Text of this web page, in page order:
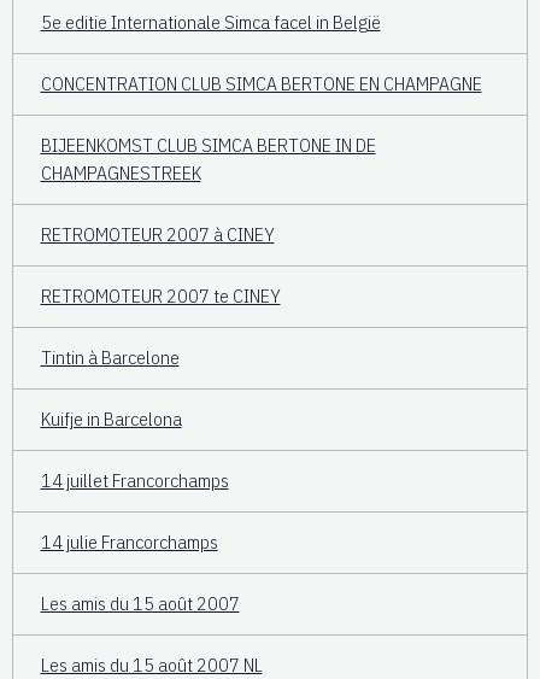
5e editie Internationale Simca facel in België
CONCENTRATION CLUB SIMCA BERTONE EN CHAMPAGNE
BIJEENKOMST CLUB SIMCA BERTONE IN DE
CHAMPAGNESTREEK
RETROMOTEUR 2007 à CINEY
RETROMOTEUR 2007 te CINEY
Tintin à Barcelone
Kuifje in Barcelona
14 juillet Francorchamps
14 julie Francorchamps
Les amis du 15 août 2007
Les amis du 15 août 2007 NL